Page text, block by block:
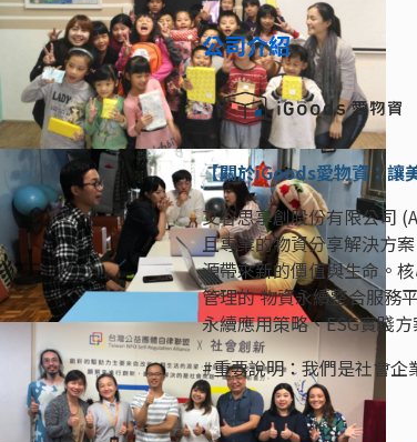
公司介紹
【關於iGoods愛物資：讓
艾谷思享創股份有限公司
且專業的物資分享解決方
源帶來新的價值與生命。
管理的 物資永續整合服務
永續應用策略、ESG實踐
#重要說明：我們是社會企